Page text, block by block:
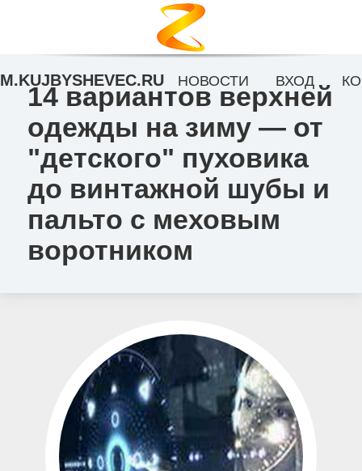
14 вариантов верхней
одежды на зиму — от
"детского" пуховика
до винтажной шубы и
пальто с меховым
воротником
M.KUJBYSHEVEC.RU НОВОСТИ ВХОД